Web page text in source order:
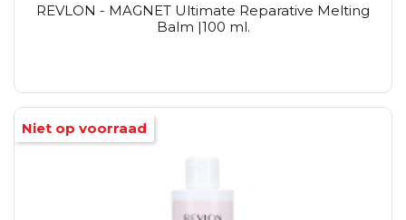
REVLON - MAGNET Ultimate Reparative Melting
Balm |100 ml.
Niet op voorraad